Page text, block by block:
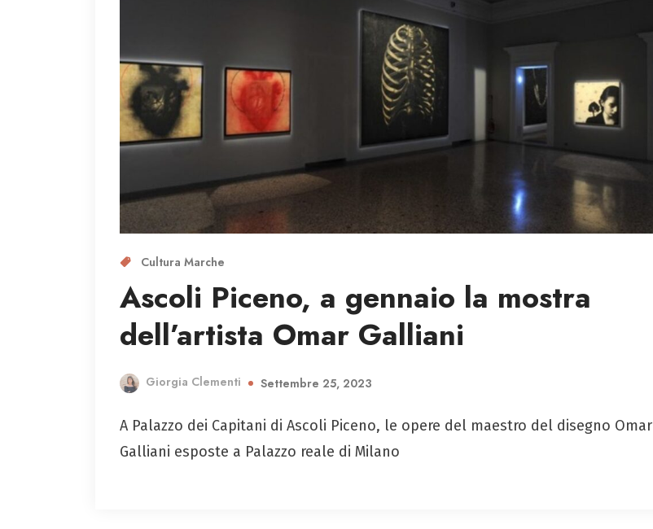
Cultura Marche
Ascoli Piceno, a gennaio la mostra
dell’artista Omar Galliani
Giorgia Clementi Settembre 25, 2023
A Palazzo dei Capitani di Ascoli Piceno, le opere del maestro del disegno Omar
Galliani esposte a Palazzo reale di Milano